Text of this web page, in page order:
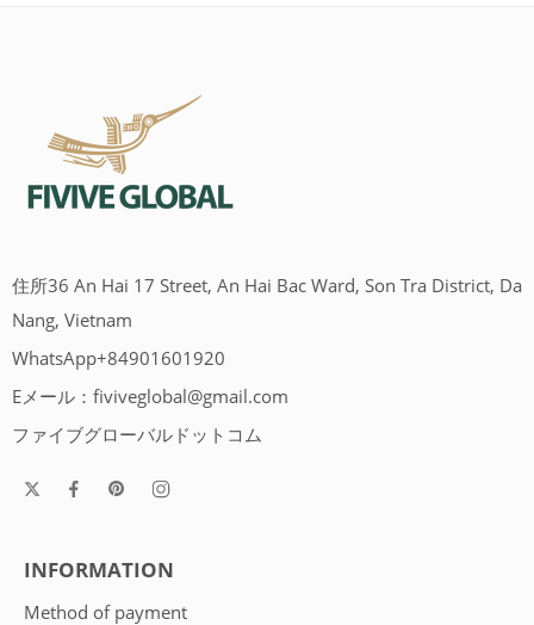
住所36 An Hai 17 Street, An Hai Bac Ward, Son Tra District, Da
Nang, Vietnam
WhatsApp+84901601920
Eメール： fiviveglobal@gmail.com
ファイブグローバルドットコム
INFORMATION
Method of payment